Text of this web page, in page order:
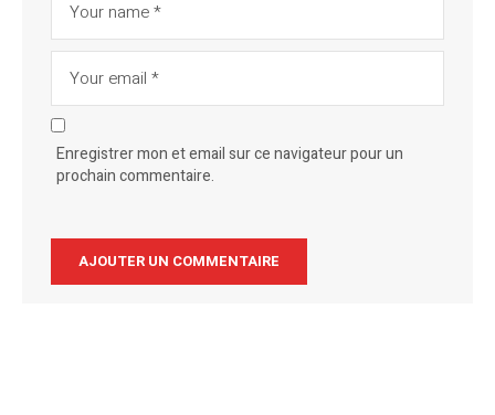
Enregistrer mon et email sur ce navigateur pour un
prochain commentaire.